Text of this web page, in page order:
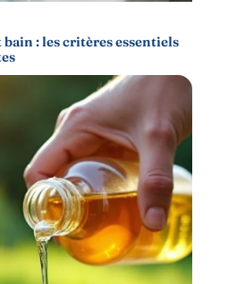
: les critères essentiels